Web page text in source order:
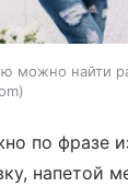
можно найти
по фразе
напетой